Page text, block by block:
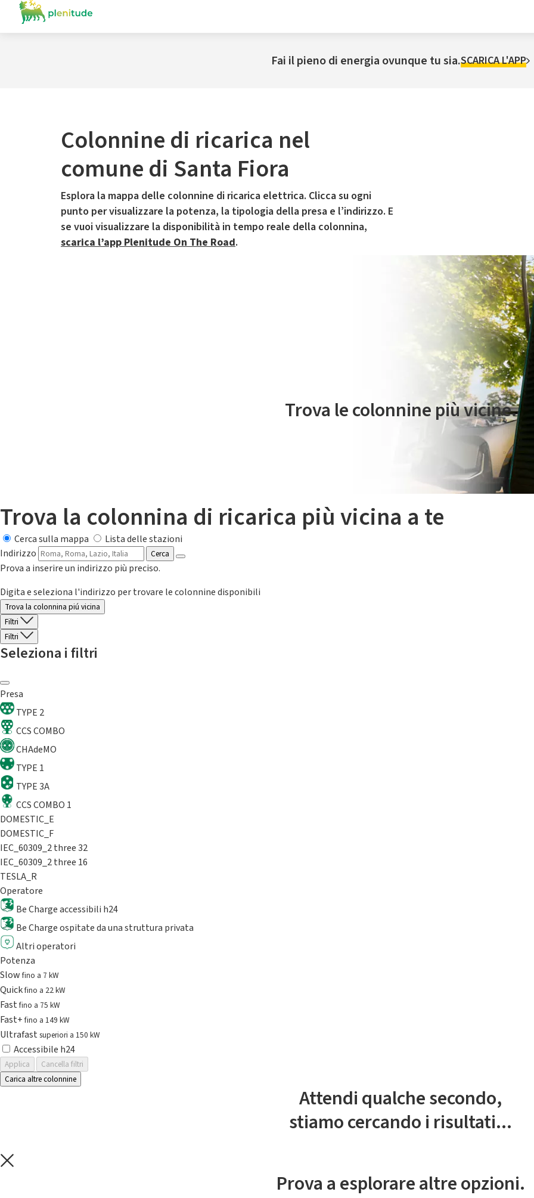
Fai il pieno di energia ovunque tu sia.SCARICA L'APP
Colonnine di ricarica nel
comune di Santa Fiora
Esplora la mappa delle colonnine di ricarica elettrica. Clicca su ogni
punto per visualizzare la potenza, la tipologia della presa e l’indirizzo. E
se vuoi visualizzare la disponibilità in tempo reale della colonnina,
scarica l’app Plenitude On The Road.
Il servizio di mobilità elettrica è gestito da Plenitude On The Road
Trova le colonnine più vicine.
Trova la colonnina di ricarica più vicina a te
Cerca sulla mappa
Lista delle stazioni
Indirizzo
Cerca
Prova a inserire un indirizzo più preciso.
Digita e seleziona l'indirizzo per trovare le colonnine disponibili
Trova la colonnina piú vicina
Filtri
Filtri
Seleziona i filtri
Presa
TYPE 2
CCS COMBO
CHAdeMO
TYPE 1
TYPE 3A
CCS COMBO 1
DOMESTIC_E
DOMESTIC_F
IEC_60309_2 three 32
IEC_60309_2 three 16
TESLA_R
Operatore
Be Charge accessibili h24
Be Charge ospitate da una struttura privata
Altri operatori
Potenza
Slowfino a 7 kW
Quickfino a 22 kW
Fastfino a 75 kW
Fast+fino a 149 kW
Ultrafast superiori a 150 kW
Accessibile h24
Applica
Cancella filtri
Carica altre colonnine
Attendi qualche secondo,
stiamo cercando i risultati...
Prova a esplorare altre opzioni.